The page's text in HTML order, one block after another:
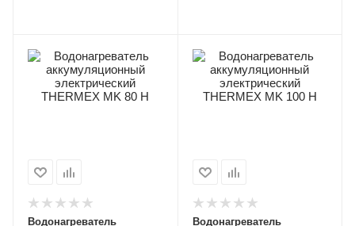
Водонагреватель Водонагреватель